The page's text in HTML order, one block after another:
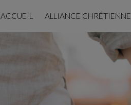
ACCUEIL ALLIANCE CHRÉTIENNE